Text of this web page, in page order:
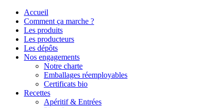
Accueil
Comment ça marche ?
Les produits
Les producteurs
Les dépôts
Nos engagements
Notre charte
Emballages réemployables
Certificats bio
Recettes
Apéritif & Entrées